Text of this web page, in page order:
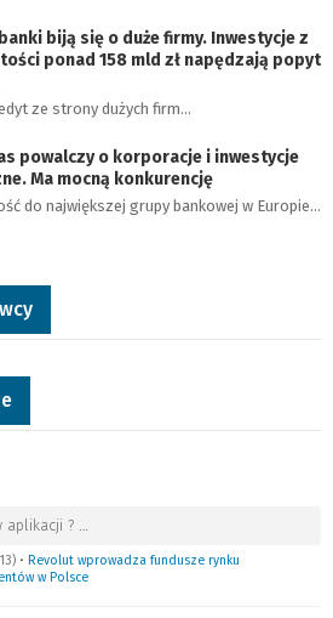
biją się o duże firmy. Inwestycje z
ponad 158 mld zł napędzają popyt
ze strony dużych firm…
powalczy o korporacje i inwestycje
Ma mocną konkurencję
do największej grupy bankowej w Europie…
aplikacji ?
• Revolut wprowadza fundusze rynku
w Polsce